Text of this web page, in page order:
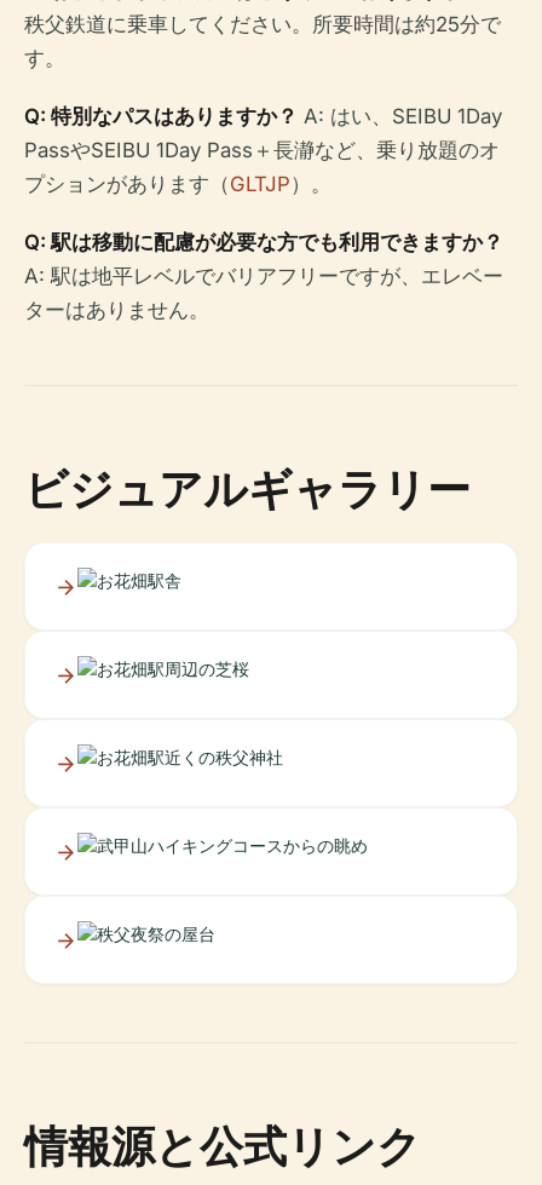
秩父鉄道に乗車してください。所要時間は約25分で
す。
Q: 特別なパスはありますか？ A: はい、SEIBU 1Day
PassやSEIBU 1Day Pass＋長瀞など、乗り放題のオ
プションがあります（GLTJP）。
Q: 駅は移動に配慮が必要な方でも利用できますか？
A: 駅は地平レベルでバリアフリーですが、エレベー
ターはありません。
ビジュアルギャラリー
情報源と公式リンク